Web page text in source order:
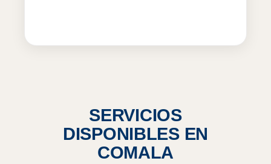
SERVICIOS
DISPONIBLES EN
COMALA